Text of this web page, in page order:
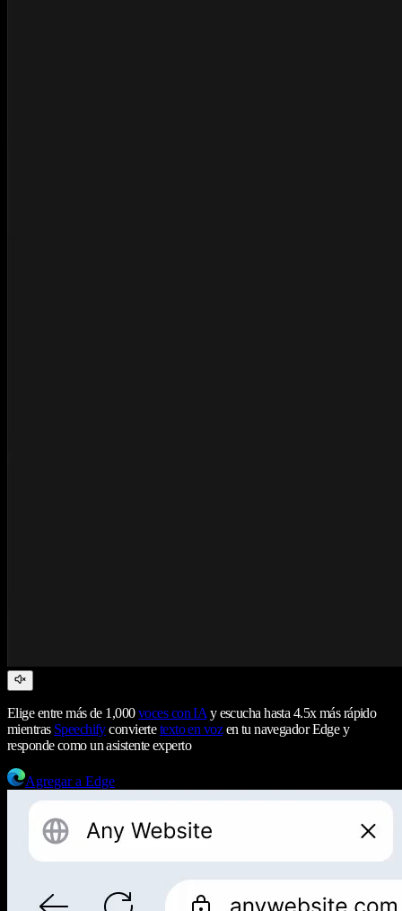
Elige entre más de 1,000voces con IA y escucha hasta 4.5x más rápido
mientras Speechifyconviertetexto en vozen tu navegador Edge y
responde como un asistente experto
Agregar a Edge